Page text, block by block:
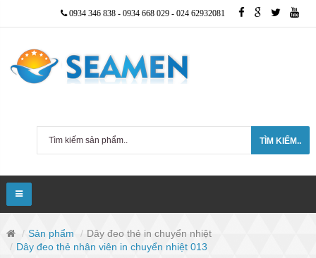
0934 346 838 - 0934 668 029 - 024 62932081
TÌM KIẾM..
Sản phẩm
Dây đeo thẻ in chuyển nhiệt
Dây đeo thẻ nhân viên in chuyển nhiệt 013